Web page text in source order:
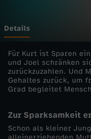
n
z
e
d
Details
Für Kurt ist Sparen
und Joel schränken
zurückzuzahlen. Und
Gehaltes zurück, um
Grad begleitet
Zur Sparksamkeit
Schon als kleiner
alleinerziehenden